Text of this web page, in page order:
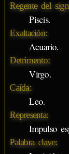
Regente del
Piscis.
Exaltación:
Acuario.
Detrimento:
Virgo.
Caída:
Leo.
Representa:
Impulso
Palabra clave: